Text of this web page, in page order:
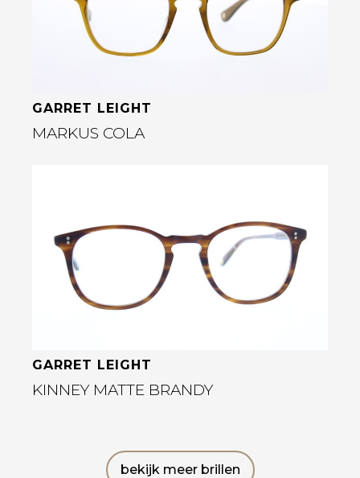
GARRET LEIGHT
MARKUS COLA
GARRET LEIGHT
KINNEY MATTE BRANDY
bekijk meer brillen